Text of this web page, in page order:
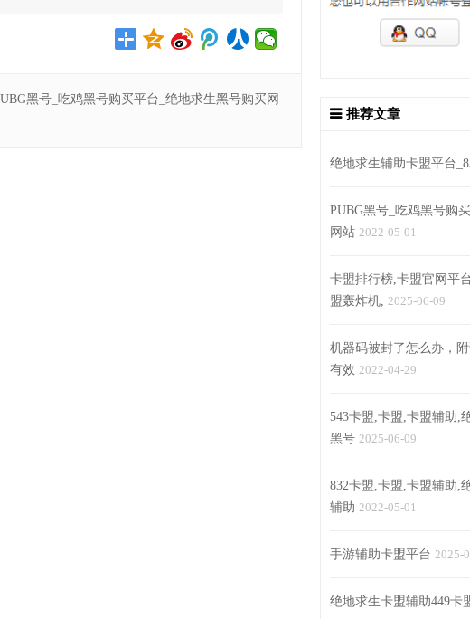
黑号_吃鸡黑号购买平台_绝地求生黑号购买网
推荐文章
绝地求生辅助卡盟平台
PUBG黑号_吃鸡黑号购
网站 2022-05-01
卡盟排行榜,卡盟官网平
盟轰炸机, 2025-06-09
机器码被封了怎么办，
有效 2022-04-29
543卡盟,卡盟,卡盟辅助,
黑号 2025-06-09
832卡盟,卡盟,卡盟辅助,
辅助 2022-05-01
手游辅助卡盟平台 2025-
绝地求生卡盟辅助449卡